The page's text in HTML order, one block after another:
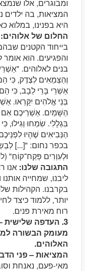
ומבוגרים, אלו
המציאות, בה ילדים
היא בפנינו, במלוא
החלום של אלוהים:
בייחוד הקטנים
והפגיעים. הוא
בנים לאלוהים.
וְהַצְּמֵאִים לְצֶדֶק, כִּי
אַשְׁרֵי בָּרֵי לֵבָב, כִּי
בְּנֵי אֱלֹהִים יִקָּרֵאוּ.
הַשָּׁמַיִם. אַשְׁרֵיכֶם אִם
בִּגְלָלִי. שִׂמְחוּ
בכפר נחום: "[...]
וּלְעִוְרִים פְּקַח־קוֹחַ"
התגובה שלנו: אנו
ליבנו, שמחייה
בקרבנו. הקהילות
יותר, ללמוד כיצד
רוח מאירת פנים.
3. העדפה שלישית
מעומק הבשורה
האלוהים.
המציאות – פני
מאי-פעם, נאנחת